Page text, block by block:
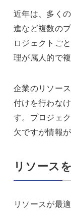
近年は、多く
進など複数の
ロジェクトご
理が属人的で
企業のリソー
付けを行わな
す。プロジェ
欠ですが情報
リソース
リソースが最